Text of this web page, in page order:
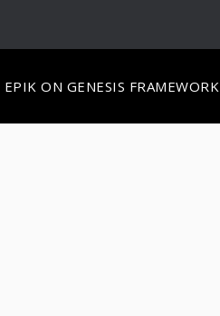
EPIK ON GENESIS FRAMEWORK